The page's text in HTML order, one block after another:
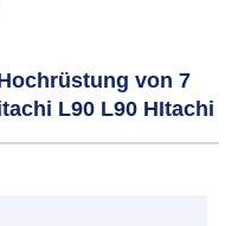
von 7
L90 L90 HItachi